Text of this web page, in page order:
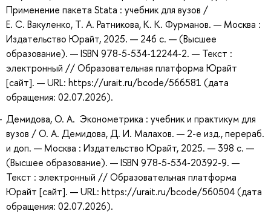
Применение пакета Stata : учебник для вузов /
Е. С. Вакуленко, Т. А. Ратникова, К. К. Фурманов. — Москва :
Издательство Юрайт, 2025. — 246 с. — (Высшее
образование). — ISBN 978-5-534-12244-2. — Текст :
электронный // Образовательная платформа Юрайт
[сайт]. — URL: https://urait.ru/bcode/566581 (дата
обращения: 02.07.2026).
Демидова, О. А. Эконометрика : учебник и практикум для
вузов / О. А. Демидова, Д. И. Малахов. — 2-е изд., перераб.
и доп. — Москва : Издательство Юрайт, 2025. — 398 с. —
(Высшее образование). — ISBN 978-5-534-20392-9. —
Текст : электронный // Образовательная платформа
Юрайт [сайт]. — URL: https://urait.ru/bcode/560504 (дата
обращения: 02.07.2026).